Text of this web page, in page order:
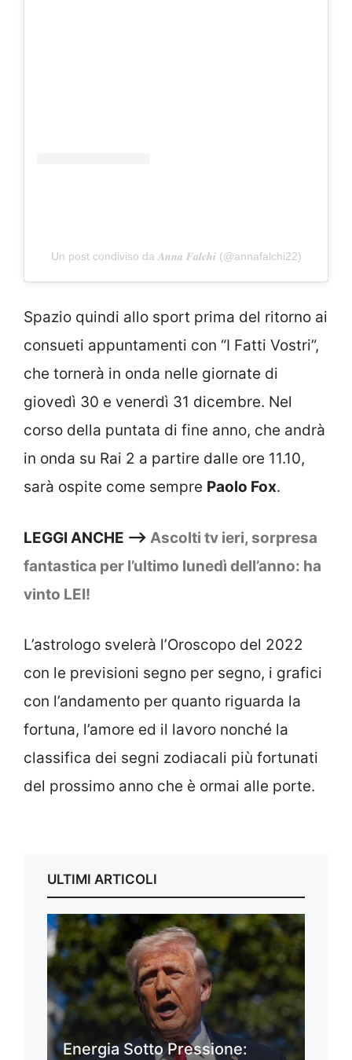
Un post condiviso da 𝑨𝒏𝒏𝒂 𝑭𝒂𝒍𝒄𝒉𝒊 (@annafalchi22)
Spazio quindi allo sport prima del ritorno ai
consueti appuntamenti con “I Fatti Vostri”,
che tornerà in onda nelle giornate di
giovedì 30 e venerdì 31 dicembre. Nel
corso della puntata di fine anno, che andrà
in onda su Rai 2 a partire dalle ore 11.10,
sarà ospite come sempre Paolo Fox.
LEGGI ANCHE —> Ascolti tv ieri, sorpresa
fantastica per l’ultimo lunedì dell’anno: ha
vinto LEI!
L’astrologo svelerà l’Oroscopo del 2022
con le previsioni segno per segno, i grafici
con l’andamento per quanto riguarda la
fortuna, l’amore ed il lavoro nonché la
classifica dei segni zodiacali più fortunati
del prossimo anno che è ormai alle porte.
ULTIMI ARTICOLI
Energia Sotto Pressione: